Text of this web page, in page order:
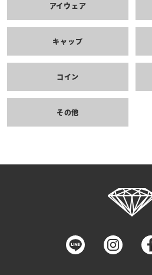
アイウェア
キャップ
コイン
その他